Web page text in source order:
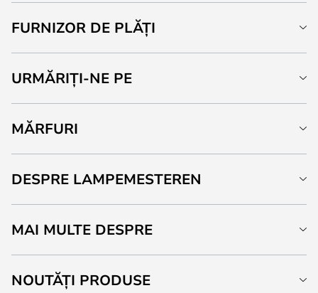
FURNIZOR DE PLĂȚI
URMĂRIȚI-NE PE
MĂRFURI
DESPRE LAMPEMESTEREN
MAI MULTE DESPRE
NOUTĂȚI PRODUSE